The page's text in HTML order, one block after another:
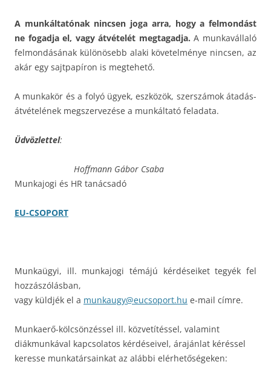
A munkáltatónak nincsen joga arra, hogy a felmondást
ne fogadja el, vagy átvételét megtagadja. A munkavállaló
felmondásának különösebb alaki követelménye nincsen, az
akár egy sajtpapíron is megtehető.
A munkakör és a folyó ügyek, eszközök, szerszámok átadás-
átvételének megszervezése a munkáltató feladata.
Üdvözlettel:
Hoffmann Gábor Csaba
Munkajogi és HR tanácsadó
EU-CSOPORT
Munkaügyi, ill. munkajogi témájú kérdéseiket tegyék fel
hozzászólásban,
vagy küldjék el a munkaugy@eucsoport.hu e-mail címre.
Munkaerő-kölcsönzéssel ill. közvetítéssel, valamint
diákmunkával kapcsolatos kérdéseivel, árajánlat kéréssel
keresse munkatársainkat az alábbi elérhetőségeken: